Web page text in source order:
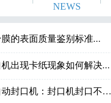
NEWS
的表面质量鉴别标准...
出现卡纸现象如何解决...
全自动封口机：封口机封口不好应检查什...